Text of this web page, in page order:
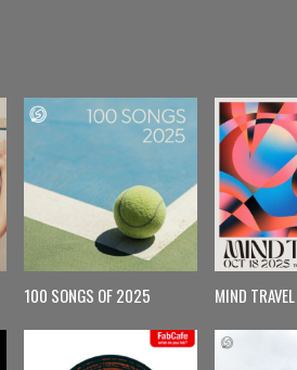
100 SONGS OF 2025 MIND TRAVEL